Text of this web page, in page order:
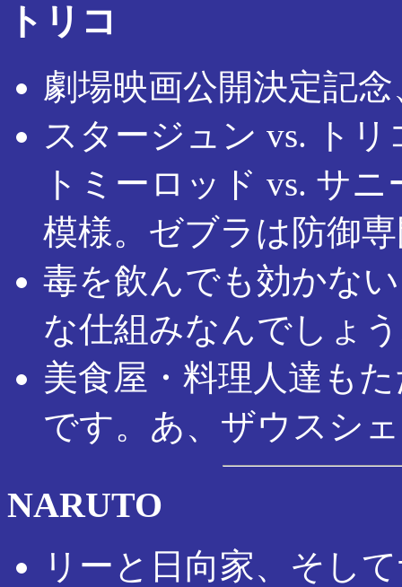
トリコ
劇場映画公開決定記
スタージュン vs. ト
トミーロッド vs. サ
模様。ゼブラは防御
毒を飲んでも効かな
な仕組みなんでしょ
美食屋・料理人達も
です。あ、ザウスシ
NARUTO
リーと日向家、そし